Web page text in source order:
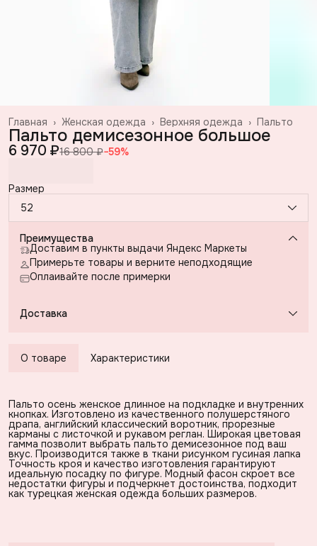
Пальто
Верхняя одежда ›
Женская одежда ›
Главная ›
Пальто демисезонное большое
6 970 ₽16 800 ₽−59%
Размер
52
Преимущества
Доставим в пункты выдачи Яндекс Маркеты
Примерьте товары и верните неподходящие
Оплаивайте после примерки
Доставка
О товаре Характеристики
Пальто осень женское длинное на подкладке и внутренних
кнопках. Изготовлено из качественного полушерстяного
драпа, английский классический воротник, прорезные
карманы с листочкой и рукавом реглан. Широкая цветовая
гамма позволит выбрать пальто демисезонное под ваш
вкус. Производится также в ткани рисунком гусиная лапка
Точность кроя и качество изготовления гарантируют
идеальную посадку по фигуре. Модный фасон скроет все
недостатки фигуры и подчеркнет достоинства, подходит
как турецкая женская одежда больших размеров.